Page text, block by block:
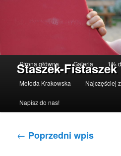
Staszek-Fistaszek
Przeskocz do tekstu
Przeskocz do widgetów
Strona główna Galeria 1%
Metoda Krakowska Najczęściej
Napisz do nas!
Nawigacja po wpisach
← Poprzedni wpis